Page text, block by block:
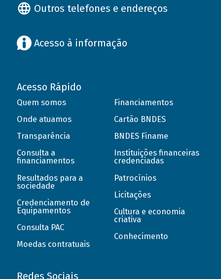
Outros telefones e endereços
Acesso à informação
Acesso Rápido
Quem somos
Onde atuamos
Transparência
Consulta a
financiamentos
Resultados para a
sociedade
Credenciamento de
Equipamentos
Consulta PAC
Moedas contratuais
Financiamentos
Cartão BNDES
BNDES Finame
Instituições financeiras
credenciadas
Patrocínios
Licitações
Cultura e economia
criativa
Conhecimento
Redes Sociais